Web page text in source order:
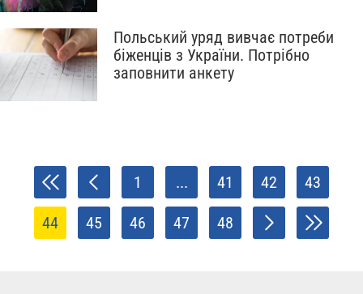
Польський уряд вивчає потреби
біженців з України. Потрібно
заповнити анкету
1 ... 41 42 43
44 45 46 47 48